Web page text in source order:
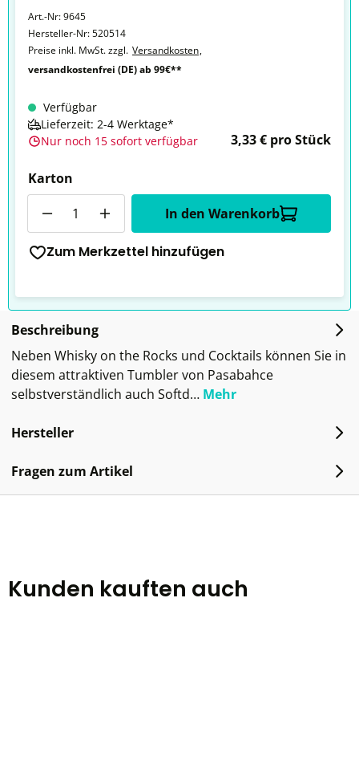
Art.-Nr:9645
Hersteller-Nr:520514
Preise inkl. MwSt. zzgl. Versandkosten,
versandkostenfrei (DE) ab 99€**
Verfügbar
Lieferzeit: 2-4 Werktage*
Nur noch 15 sofort verfügbar
3,33 € pro Stück
Karton
In den Warenkorb
Zum Merkzettel hinzufügen
Beschreibung
Neben Whisky on the Rocks und Cocktails können Sie in
diesem attraktiven Tumbler von Pasabahce
selbstverständlich auch Softd… Mehr
Hersteller
Fragen zum Artikel
Kunden kauften auch